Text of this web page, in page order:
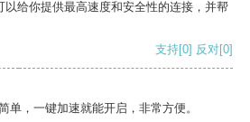
给你提供最高速度和安全性的连接，并帮
支持[0] 反对[0]
单，一键加速就能开启，非常方便。